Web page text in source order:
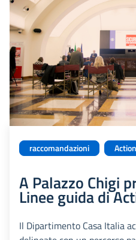
raccomandazioni
A Palazzo Chigi
Linee guida di
Il Dipartimento Casa Italia